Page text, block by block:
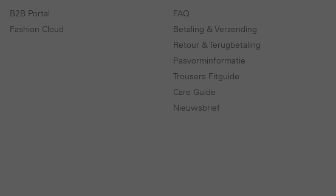
B2B Portal
Fashion Cloud
FAQ
Betaling & Verzending
Retour & Terugbetaling
Pasvorminformatie
Trousers Fitguide
Care Guide
Nieuwsbrief